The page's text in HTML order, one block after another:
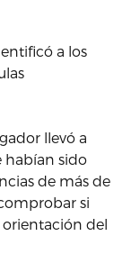
a los
llevó a
habían sido
de más de
si
orientación del